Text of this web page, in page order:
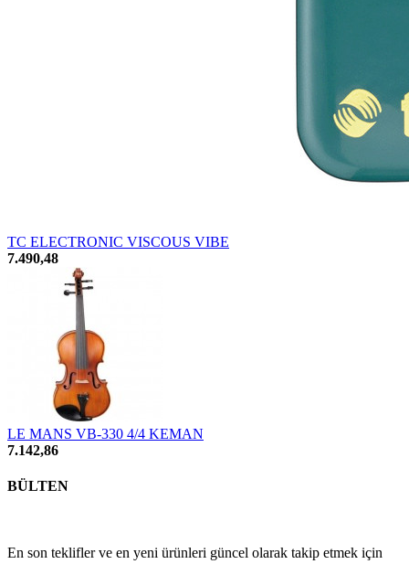
TC ELECTRONIC VISCOUS VIBE
7.490,48
LE MANS VB-330 4/4 KEMAN
7.142,86
BÜLTEN
En son teklifler ve en yeni ürünleri güncel olarak takip etmek için